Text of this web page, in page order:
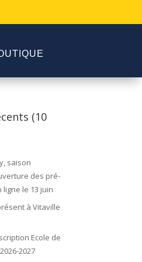
(10
saison
des pré-
le 13 juin
à Vitaville
Ecole de
2027